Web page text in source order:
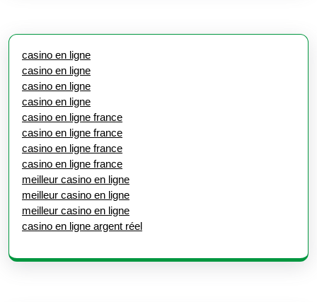
casino en ligne
casino en ligne
casino en ligne
casino en ligne
casino en ligne france
casino en ligne france
casino en ligne france
casino en ligne france
meilleur casino en ligne
meilleur casino en ligne
meilleur casino en ligne
casino en ligne argent réel